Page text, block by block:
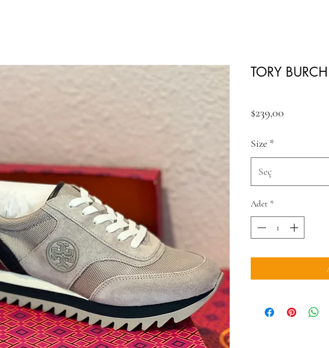
TORY
$239,00
Size *
Seç
Adet *